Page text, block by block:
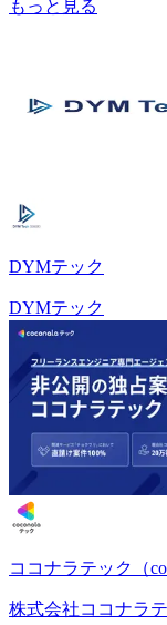
もっと見る
DYMテック
DYMテック
ココナラテック（
株式会社ココナラ